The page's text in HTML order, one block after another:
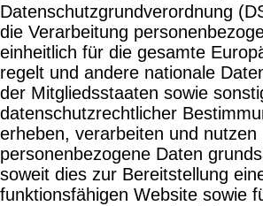
Datenschutzgrundverordnung
die Verarbeitung
einheitlich für die gesamte
regelt und andere nationale
der Mitgliedsstaaten sowie
datenschutzrechtlicher
erheben, verarbeiten und nutzen
personenbezogene Daten
soweit dies zur Bereitstellung
funktionsfähigen Website sowie